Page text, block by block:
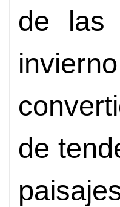
de las
de